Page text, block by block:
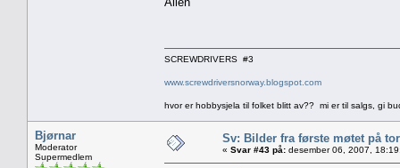
SCREWDRIVERS #3
www.screwdriversnorway.blogspot.com
hvor er hobbysjela til folket blitt av?? mi er til salgs, gi
Bjørnar
Moderator
Supermedlem
Sv: Bilder fra første møtet på
« Svar #43 på: desember 06, 2007,